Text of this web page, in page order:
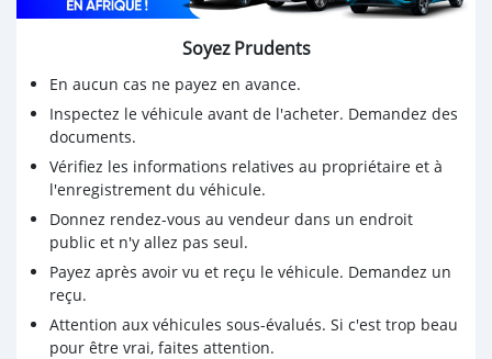
Soyez Prudents
En aucun cas ne payez en avance.
Inspectez le véhicule avant de l'acheter. Demandez des
documents.
Vérifiez les informations relatives au propriétaire et à
l'enregistrement du véhicule.
Donnez rendez-vous au vendeur dans un endroit
public et n'y allez pas seul.
Payez après avoir vu et reçu le véhicule. Demandez un
reçu.
Attention aux véhicules sous-évalués. Si c'est trop beau
pour être vrai, faites attention.